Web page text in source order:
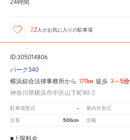
24時間
22 人がお気に入りの駐車場
ID:305014806
パーク340
横浜綜合法律事務所から 170m 徒歩 3～5分
神奈川県横浜市中区山下町90-2
駐車場形式 - 屋内外形式
全長 500cm 全幅
■上限料金